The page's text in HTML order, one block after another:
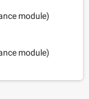
module)
module)